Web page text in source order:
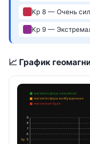
Kp 8 — Очень
Kp 9 —
📈 График